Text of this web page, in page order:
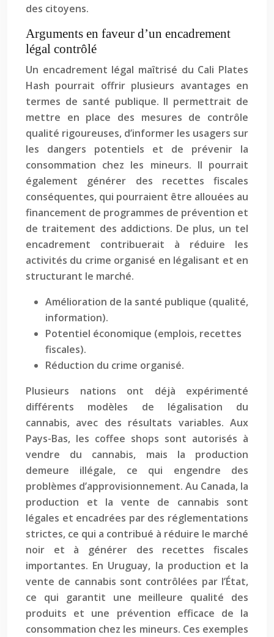
des citoyens.
Arguments en faveur d’un encadrement
légal contrôlé
Un encadrement légal maîtrisé du Cali Plates
Hash pourrait offrir plusieurs avantages en
termes de santé publique. Il permettrait de
mettre en place des mesures de contrôle
qualité rigoureuses, d’informer les usagers sur
les dangers potentiels et de prévenir la
consommation chez les mineurs. Il pourrait
également générer des recettes fiscales
conséquentes, qui pourraient être allouées au
financement de programmes de prévention et
de traitement des addictions. De plus, un tel
encadrement contribuerait à réduire les
activités du crime organisé en légalisant et en
structurant le marché.
Amélioration de la santé publique (qualité,
information).
Potentiel économique (emplois, recettes
fiscales).
Réduction du crime organisé.
Plusieurs nations ont déjà expérimenté
différents modèles de légalisation du
cannabis, avec des résultats variables. Aux
Pays-Bas, les coffee shops sont autorisés à
vendre du cannabis, mais la production
demeure illégale, ce qui engendre des
problèmes d’approvisionnement. Au Canada, la
production et la vente de cannabis sont
légales et encadrées par des réglementations
strictes, ce qui a contribué à réduire le marché
noir et à générer des recettes fiscales
importantes. En Uruguay, la production et la
vente de cannabis sont contrôlées par l’État,
ce qui garantit une meilleure qualité des
produits et une prévention efficace de la
consommation chez les mineurs. Ces exemples